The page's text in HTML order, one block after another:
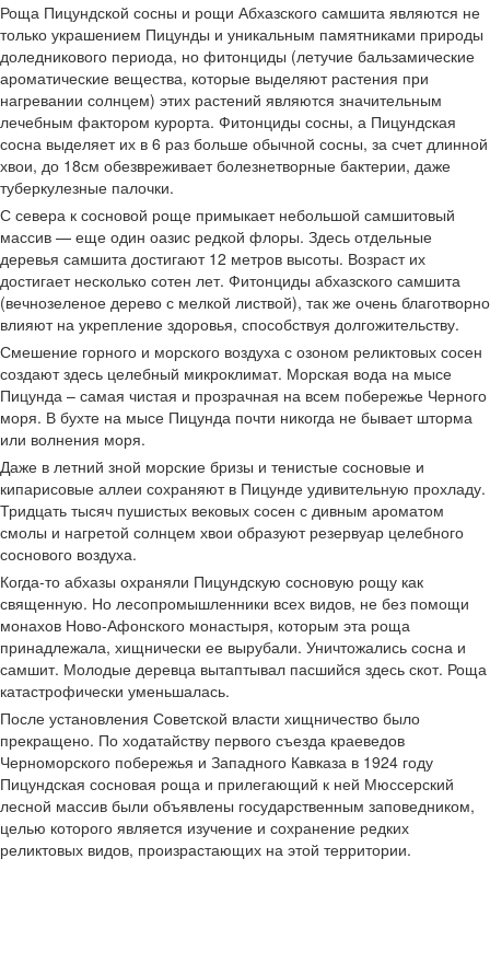
Роща Пицундской сосны и рощи Абхазского самшита являются не
только украшением Пицунды и уникальным памятниками природы
доледникового периода, но фитонциды (летучие бальзамические
ароматические вещества, которые выделяют растения при
нагревании солнцем) этих растений являются значительным
лечебным фактором курорта. Фитонциды сосны, а Пицундская
сосна выделяет их в 6 раз больше обычной сосны, за счет длинной
хвои, до 18см обезвреживает болезнетворные бактерии, даже
туберкулезные палочки.
С севера к сосновой роще примыкает небольшой самшитовый
массив — еще один оазис редкой флоры. Здесь отдельные
деревья самшита достигают 12 метров высоты. Возраст их
достигает несколько сотен лет. Фитонциды абхазского самшита
(вечнозеленое дерево с мелкой листвой), так же очень благотворно
влияют на укрепление здоровья, способствуя долгожительству.
Смешение горного и морского воздуха с озоном реликтовых сосен
создают здесь целебный микроклимат. Морская вода на мысе
Пицунда – самая чистая и прозрачная на всем побережье Черного
моря. В бухте на мысе Пицунда почти никогда не бывает шторма
или волнения моря.
Даже в летний зной морские бризы и тенистые сосновые и
кипарисовые аллеи сохраняют в Пицунде удивительную прохладу.
Тридцать тысяч пушистых вековых сосен с дивным ароматом
смолы и нагретой солнцем хвои образуют резервуар целебного
соснового воздуха.
Когда-то абхазы охраняли Пицундскую сосновую рощу как
священную. Но лесопромышленники всех видов, не без помощи
монахов Ново-Афонского монастыря, которым эта роща
принадлежала, хищнически ее вырубали. Уничтожались сосна и
самшит. Молодые деревца вытаптывал пасшийся здесь скот. Роща
катастрофически уменьшалась.
После установления Советской власти хищничество было
прекращено. По ходатайству первого съезда краеведов
Черноморского побережья и Западного Кавказа в 1924 году
Пицундская сосновая роща и прилегающий к ней Мюссерский
лесной массив были объявлены государственным заповедником,
целью которого является изучение и сохранение редких
реликтовых видов, произрастающих на этой территории.